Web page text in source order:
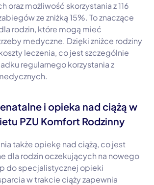
oraz możliwość skorzystania z 116
ze zniżką 15%. To znaczące
rodzin, które mogą mieć
medyczne. Dzięki zniżce rodziny
leczenia, co jest szczególnie
regularnego korzystania z
i opieka nad ciążą w
PZU Komfort Rodzinny
także opiekę nad ciążą, co jest
dla rodzin oczekujących na nowego
do specjalistycznej opieki
w trakcie ciąży zapewnia